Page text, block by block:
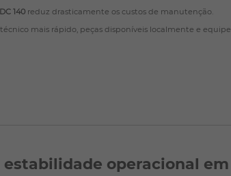
140reduz drasticamente os custos de manutenção.
mais rápido, peças disponíveis localmente e equipe
estabilidade operacional em